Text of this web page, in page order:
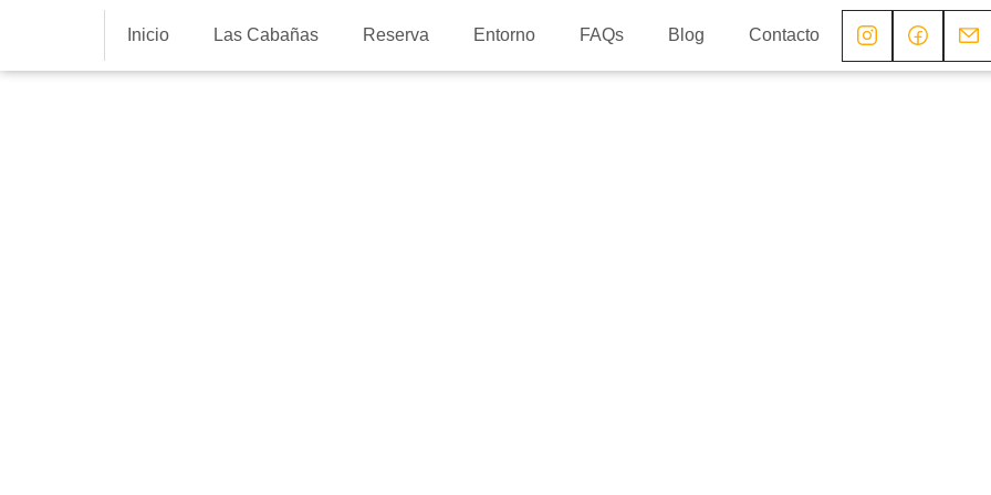
Inicio Las Cabañas Reserva Entorno FAQs Blog Contacto